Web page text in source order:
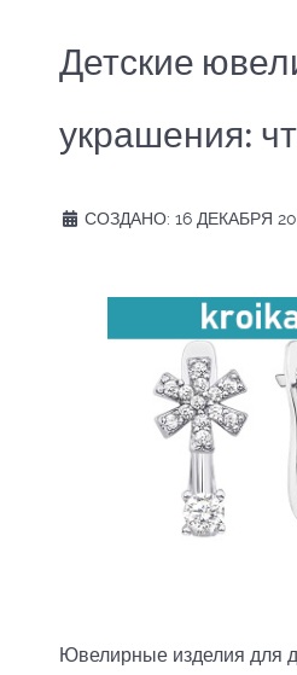
Детские
украшения:
СОЗДАНО: 16 ДЕКАБРЯ
Ювелирные изделия для